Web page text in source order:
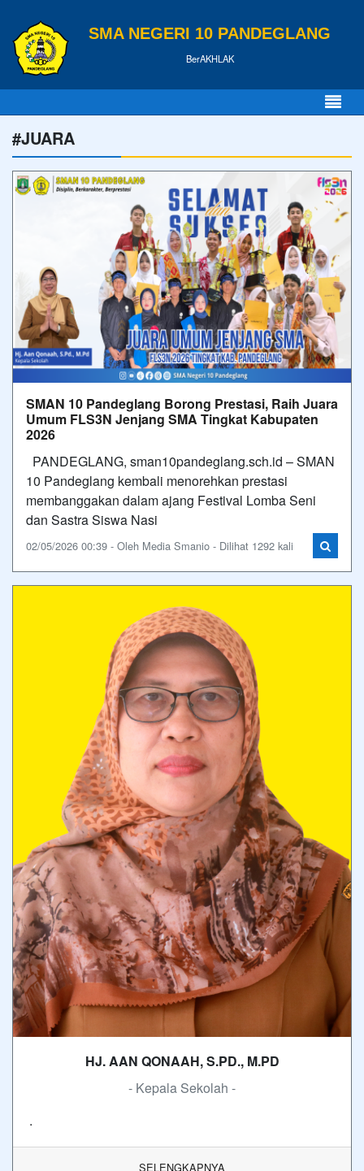
SMA NEGERI 10 PANDEGLANG
BerAKHLAK
#JUARA
SMAN 10 Pandeglang Borong Prestasi, Raih Juara
Umum FLS3N Jenjang SMA Tingkat Kabupaten
2026
PANDEGLANG, sman10pandeglang.sch.id – SMAN
10 Pandeglang kembali menorehkan prestasi
membanggakan dalam ajang Festival Lomba Seni
dan Sastra Siswa Nasi
02/05/2026 00:39 - Oleh Media Smanio - Dilihat 1292 kali
HJ. AAN QONAAH, S.PD., M.PD
- Kepala Sekolah -
.
SELENGKAPNYA